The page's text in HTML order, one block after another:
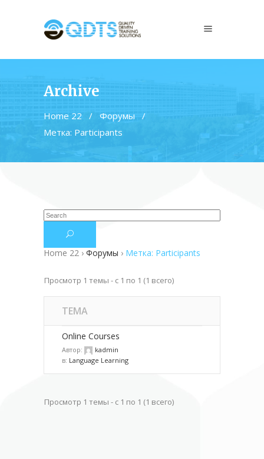
Archive
Home 22 / Форумы
/
Метка: Participants
Home 22 › Форумы › Метка: Participants
Просмотр 1 темы - с 1 по 1 (1 всего)
ТЕМА
Online Courses
Автор:
kadmin
в: Language Learning
Просмотр 1 темы - с 1 по 1 (1 всего)